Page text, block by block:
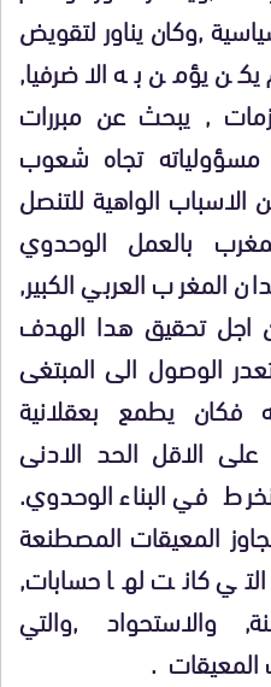
,وكان يناور لتقويض
يؤمن به الا ضرفيا,
, يبحث عن مبررات
تجاه شعوب
الواهية للتنصل
بالعمل الوحدوي
المغرب العربي الكبير,
تحقيق هدا الهدف
الوصول الى المبتغى
فكان يطمع بعقلانية
الاقل الحد الادنى
في البناء الوحدوي.
المعيقات المصطنعة
كانت لها حسابات,
والاستحواد ,والتي
.